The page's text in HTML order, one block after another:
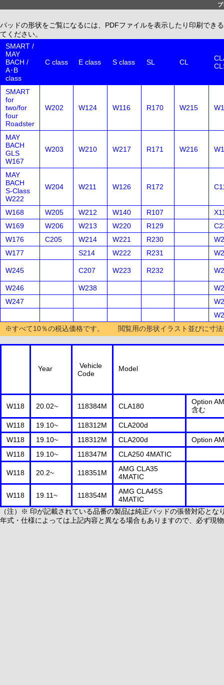
パッドの形状をご覧になるには、PDFファイルを表示したり印刷でき
てください。
SMART /
MAY
BACH /
A･B
class
C class E class S class SL CL
SMART
for
two/for
four
Roadster
W202 W124 W116 R170 W215
MAY
BACH
GLS
W167
W203 W210 W217 R171 W216
MAY
BACH
S-Class
W222
W204 W211 W126 R172
W168 W205 W212 W140 R107
W169
W206 W213 W220 R129
W176
C205 W214 W221 R230
W177
S214 W222 R231
W245 C207 W223 R232
W246 W238
W247
※すべて10％の税込価格です。 閲覧用の形状イラスト並びに寸法
Year
Vehicle
Code
Model
W118 20.02~ 118384M CLA180
Option
含む
W118
19.10~ 118312M
CLA200d
W118
19.10~ 118312M CLA200d
Option
W118
19.10~ 118347M CLA250 4MATIC
W118 20.2~ 118351M
AMG CLA35
4MATIC
W118 19.11~ 118354M
AMG CLA45S
4MATIC
（注）※ 印が記載されている品番の製品は純正パッドの張替対応とな
年式・仕様によっては上記内容と異なる場合もありますので、必ず現